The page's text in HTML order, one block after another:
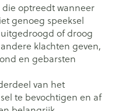
optreedt wanneer
genoeg speeksel
of droog
klachten geven,
en gebarsten
van het
te bevochtigen en af